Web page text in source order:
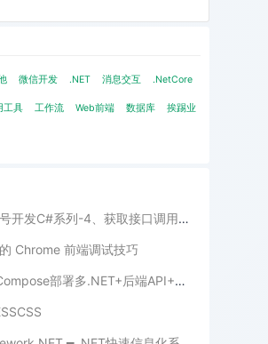
微信开发 .NET 消息交互 .NetCore
工具 工作流 Web前端 数据库 挨踢业
开发C#系列-4、获取接口调用凭证
Chrome 前端调试技巧
后端API+多Vue前端Web 完整记录（含多数据库扩展+实用场景，亲测无坑）